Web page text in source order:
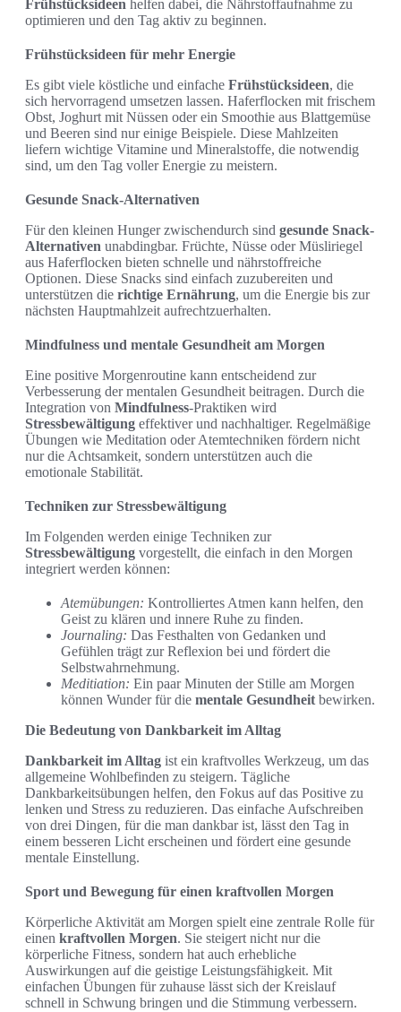
Frühstücksideen helfen dabei, die Nährstoffaufnahme zu
optimieren und den Tag aktiv zu beginnen.
Frühstücksideen für mehr Energie
Es gibt viele köstliche und einfache Frühstücksideen, die
sich hervorragend umsetzen lassen. Haferflocken mit frischem
Obst, Joghurt mit Nüssen oder ein Smoothie aus Blattgemüse
und Beeren sind nur einige Beispiele. Diese Mahlzeiten
liefern wichtige Vitamine und Mineralstoffe, die notwendig
sind, um den Tag voller Energie zu meistern.
Gesunde Snack-Alternativen
Für den kleinen Hunger zwischendurch sind gesunde Snack-
Alternativen unabdingbar. Früchte, Nüsse oder Müsliriegel
aus Haferflocken bieten schnelle und nährstoffreiche
Optionen. Diese Snacks sind einfach zuzubereiten und
unterstützen die richtige Ernährung, um die Energie bis zur
nächsten Hauptmahlzeit aufrechtzuerhalten.
Mindfulness und mentale Gesundheit am Morgen
Eine positive Morgenroutine kann entscheidend zur
Verbesserung der mentalen Gesundheit beitragen. Durch die
Integration von Mindfulness-Praktiken wird
Stressbewältigung effektiver und nachhaltiger. Regelmäßige
Übungen wie Meditation oder Atemtechniken fördern nicht
nur die Achtsamkeit, sondern unterstützen auch die
emotionale Stabilität.
Techniken zur Stressbewältigung
Im Folgenden werden einige Techniken zur
Stressbewältigung vorgestellt, die einfach in den Morgen
integriert werden können:
Atemübungen: Kontrolliertes Atmen kann helfen, den
Geist zu klären und innere Ruhe zu finden.
Journaling: Das Festhalten von Gedanken und
Gefühlen trägt zur Reflexion bei und fördert die
Selbstwahrnehmung.
Meditiation: Ein paar Minuten der Stille am Morgen
können Wunder für die mentale Gesundheit bewirken.
Die Bedeutung von Dankbarkeit im Alltag
Dankbarkeit im Alltag ist ein kraftvolles Werkzeug, um das
allgemeine Wohlbefinden zu steigern. Tägliche
Dankbarkeitsübungen helfen, den Fokus auf das Positive zu
lenken und Stress zu reduzieren. Das einfache Aufschreiben
von drei Dingen, für die man dankbar ist, lässt den Tag in
einem besseren Licht erscheinen und fördert eine gesunde
mentale Einstellung.
Sport und Bewegung für einen kraftvollen Morgen
Körperliche Aktivität am Morgen spielt eine zentrale Rolle für
einen kraftvollen Morgen. Sie steigert nicht nur die
körperliche Fitness, sondern hat auch erhebliche
Auswirkungen auf die geistige Leistungsfähigkeit. Mit
einfachen Übungen für zuhause lässt sich der Kreislauf
schnell in Schwung bringen und die Stimmung verbessern.